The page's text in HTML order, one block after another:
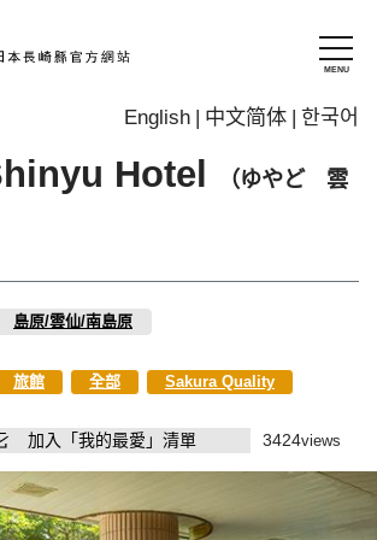
English 中文简体 한국어
Hotel （ゆやど 雲
島原/雲仙/南島原
旅館 全部 Sakura Quality
加入「我的最愛」清單 3424views